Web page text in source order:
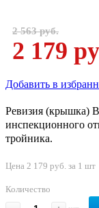
2 563 руб.
2 179
Добавить в
Ревизия (крышка)
инспекционного
тройника.
Цена 2 179 руб. за 1 шт
Количество